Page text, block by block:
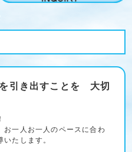
引き出すことを 大切
お一人お一人のペースに合わ
たします。